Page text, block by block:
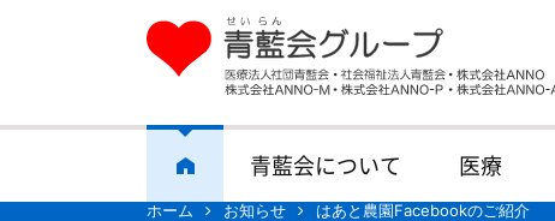
青藍会について 医療
ホーム お知らせ はあと農園Facebookのご紹介